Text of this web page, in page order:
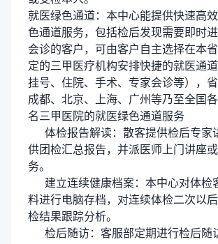
就医绿色通道：本中心能提供快速高
色通道服务，包括检后发现需要即时
会诊的客户，可由客户自主选择在本
定的三甲医疗机构安排快捷的就医通道
挂号、住院、手术、专家会诊等），省
成都、北京、上海、广州等乃至全国
名三甲医院的就医绿色通道服务
体检报告解读：散客提供检后专家
供团检汇总报告，并派医师上门讲座
务。
建立连续健康档案：本中心对体检
料进行电脑存档，对连续体检二次以
检结果跟踪分析。
检后随访：客服部定期进行检后随